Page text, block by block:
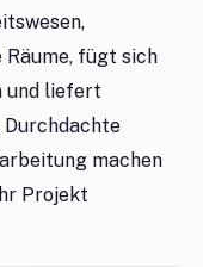
fügt sich
und liefert
machen
Projekt